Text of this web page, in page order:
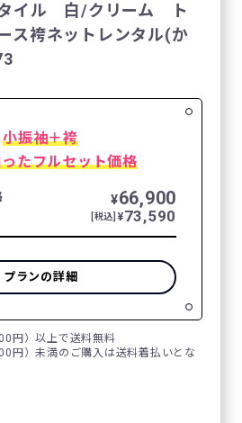
タイル 白/クリーム ト
ス袴ネットレンタル(か
小振袖＋袴
たフルセット価格
¥66,900
[税込] ¥73,590
プランの詳細
円）以上で送料無料
円）未満のご購入は送料着払いとな